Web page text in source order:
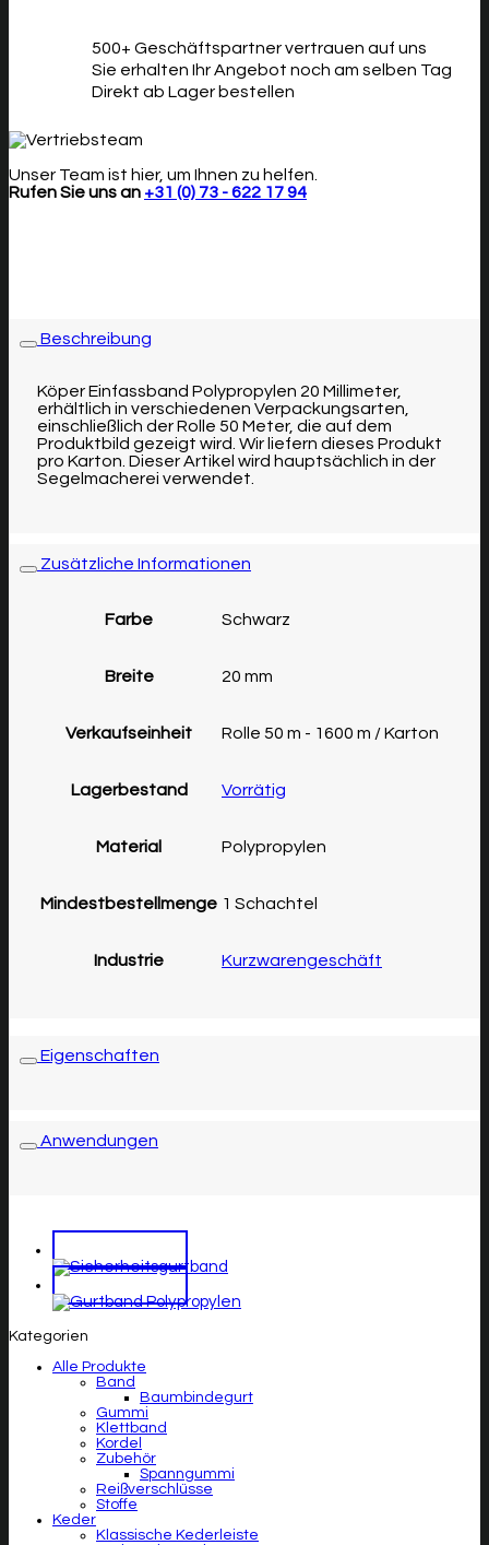
500+ Geschäftspartner vertrauen auf uns
Sie erhalten Ihr Angebot noch am selben Tag
Direkt ab Lager bestellen
Unser Team ist hier, um Ihnen zu helfen.
Rufen Sie uns an +31 (0) 73 - 622 17 94
Beschreibung
Köper Einfassband Polypropylen 20 Millimeter,
erhältlich in verschiedenen Verpackungsarten,
einschließlich der Rolle 50 Meter, die auf dem
Produktbild gezeigt wird. Wir liefern dieses Produkt
pro Karton. Dieser Artikel wird hauptsächlich in der
Segelmacherei verwendet.
Zusätzliche Informationen
Farbe Schwarz
Breite 20 mm
Verkaufseinheit Rolle 50 m - 1600 m / Karton
Lagerbestand Vorrätig
Material Polypropylen
Mindestbestellmenge 1 Schachtel
Industrie Kurzwarengeschäft
Eigenschaften
Anwendungen
Kategorien
Alle Produkte
Band
Baumbindegurt
Gummi
Klettband
Kordel
Zubehör
Spanngummi
Reißverschlüsse
Stoffe
Keder
Klassische Kederleiste